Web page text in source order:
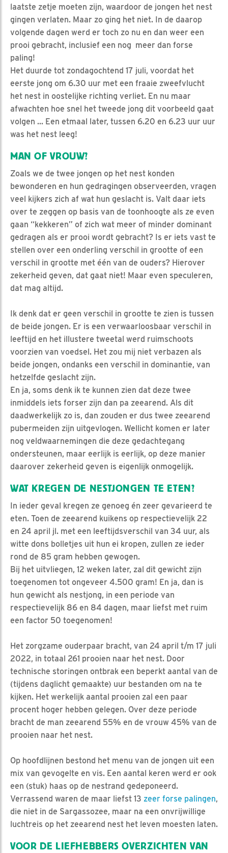
laatste zetje moeten zijn, waardoor de jongen het nest
gingen verlaten. Maar zo ging het niet. In de daarop
volgende dagen werd er toch zo nu en dan weer een
prooi gebracht, inclusief een nog meer dan forse
paling!
Het duurde tot zondagochtend 17 juli, voordat het
eerste jong om 6.30 uur met een fraaie zweefvlucht
het nest in oostelijke richting verliet. En nu maar
afwachten hoe snel het tweede jong dit voorbeeld gaat
volgen ... Een etmaal later, tussen 6.20 en 6.23 uur uur
was het nest leeg!
MAN OF VROUW?
Zoals we de twee jongen op het nest konden
bewonderen en hun gedragingen observeerden, vragen
veel kijkers zich af wat hun geslacht is. Valt daar iets
over te zeggen op basis van de toonhoogte als ze even
gaan “kekkeren” of zich wat meer of minder dominant
gedragen als er prooi wordt gebracht? Is er iets vast te
stellen over een onderling verschil in grootte of een
verschil in grootte met één van de ouders? Hierover
zekerheid geven, dat gaat niet! Maar even speculeren,
dat mag altijd.
Ik denk dat er geen verschil in grootte te zien is tussen
de beide jongen. Er is een verwaarloosbaar verschil in
leeftijd en het illustere tweetal werd ruimschoots
voorzien van voedsel. Het zou mij niet verbazen als
beide jongen, ondanks een verschil in dominantie, van
hetzelfde geslacht zijn.
En ja, soms denk ik te kunnen zien dat deze twee
inmiddels iets forser zijn dan pa zeearend. Als dit
daadwerkelijk zo is, dan zouden er dus twee zeearend
pubermeiden zijn uitgevlogen. Wellicht komen er later
nog veldwaarnemingen die deze gedachtegang
ondersteunen, maar eerlijk is eerlijk, op deze manier
daarover zekerheid geven is eigenlijk onmogelijk.
WAT KREGEN DE NESTJONGEN TE ETEN?
In ieder geval kregen ze genoeg én zeer gevarieerd te
eten. Toen de zeearend kuikens op respectievelijk 22
en 24 april jl. met een leeftijdsverschil van 34 uur, als
witte dons bolletjes uit hun ei kropen, zullen ze ieder
rond de 85 gram hebben gewogen.
Bij het uitvliegen, 12 weken later, zal dit gewicht zijn
toegenomen tot ongeveer 4.500 gram! En ja, dan is
hun gewicht als nestjong, in een periode van
respectievelijk 86 en 84 dagen, maar liefst met ruim
een factor 50 toegenomen!
Het zorgzame ouderpaar bracht, van 24 april t/m 17 juli
2022, in totaal 261 prooien naar het nest. Door
technische storingen ontbrak een beperkt aantal van de
(tijdens daglicht gemaakte) uur bestanden om na te
kijken. Het werkelijk aantal prooien zal een paar
procent hoger hebben gelegen. Over deze periode
bracht de man zeearend 55% en de vrouw 45% van de
prooien naar het nest.
Op hoofdlijnen bestond het menu van de jongen uit een
mix van gevogelte en vis. Een aantal keren werd er ook
een (stuk) haas op de nestrand gedeponeerd.
Verrassend waren de maar liefst 13 zeer forse palingen,
die niet in de Sargassozee, maar na een onvrijwillige
luchtreis op het zeearend nest het leven moesten laten.
VOOR DE LIEFHEBBERS OVERZICHTEN VAN